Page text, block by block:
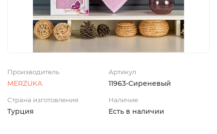
Производитель
MERZUKA
Артикул
11963-Сиреневый
Страна изготовления
Турция
Наличие
Есть в наличии